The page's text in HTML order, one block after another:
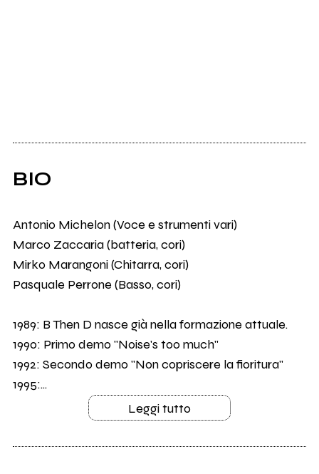
BIO
Antonio Michelon (Voce e strumenti vari)
Marco Zaccaria (batteria, cori)
Mirko Marangoni (Chitarra, cori)
Pasquale Perrone (Basso, cori)
1989: B Then D nasce già nella formazione attuale.
1990: Primo demo "Noise's too much"
1992: Secondo demo "Non copriscere la fioritura"
1995:...
Leggi tutto